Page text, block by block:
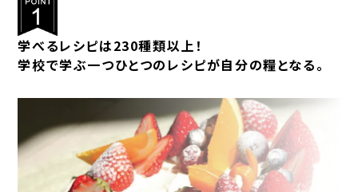
学べるレシピは230種類以上！
学校で学ぶ一つひとつのレシピが自分の糧となる。